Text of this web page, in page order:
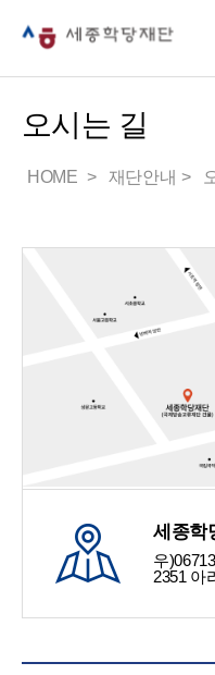
오시는 길
HOME 재단안내
세종학
우
2351 아